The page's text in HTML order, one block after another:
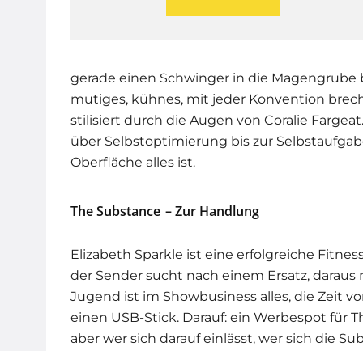
gerade einen Schwinger in die
mutiges, kühnes, mit jeder Konvention
stilisiert durch die Augen von Coralie
über Selbstoptimierung bis zur
Oberfläche alles ist.
The Substance – Zur Handlung
Elizabeth Sparkle ist eine erfolgreiche
der Sender sucht nach einem Ersatz,
Jugend ist im Showbusiness alles, die Zeit
einen USB-Stick. Darauf: ein Werbespot für
aber wer sich darauf einlässt, wer sich die